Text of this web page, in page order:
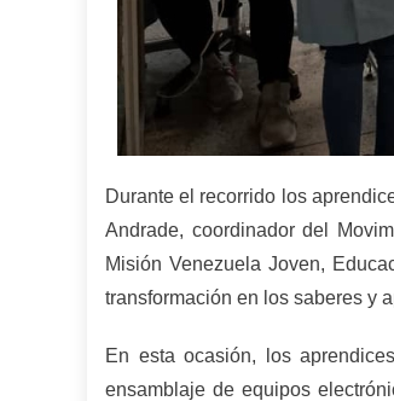
Durante el recorrido los
Andrade, coordinador del
Misión Venezuela Joven,
transformación en los saberes y
En esta ocasión, los
ensamblaje de equipos